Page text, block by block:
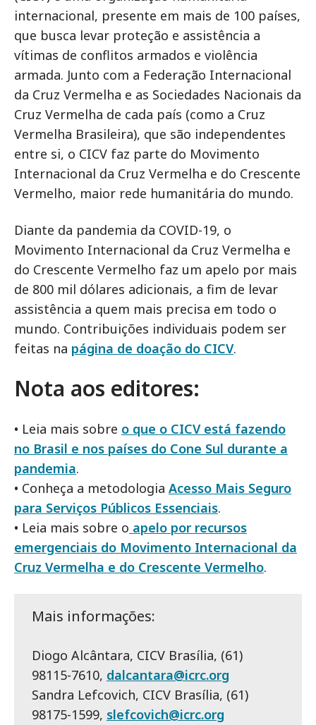
internacional, presente em mais de 100 países,
que busca levar proteção e assistência a
vítimas de conflitos armados e violência
armada. Junto com a Federação Internacional
da Cruz Vermelha e as Sociedades Nacionais da
Cruz Vermelha de cada país (como a Cruz
Vermelha Brasileira), que são independentes
entre si, o CICV faz parte do Movimento
Internacional da Cruz Vermelha e do Crescente
Vermelho, maior rede humanitária do mundo.
Diante da pandemia da COVID-19, o
Movimento Internacional da Cruz Vermelha e
do Crescente Vermelho faz um apelo por mais
de 800 mil dólares adicionais, a fim de levar
assistência a quem mais precisa em todo o
mundo. Contribuições individuais podem ser
feitas na página de doação do CICV.
Nota aos editores:
• Leia mais sobre o que o CICV está fazendo
no Brasil e nos países do Cone Sul durante a
pandemia.
• Conheça a metodologia Acesso Mais Seguro
para Serviços Públicos Essenciais.
• Leia mais sobre o apelo por recursos
emergenciais do Movimento Internacional da
Cruz Vermelha e do Crescente Vermelho.
Mais informações:
Diogo Alcântara, CICV Brasília, (61)
98115-7610, dalcantara@icrc.org
Sandra Lefcovich, CICV Brasília, (61)
98175-1599, slefcovich@icrc.org